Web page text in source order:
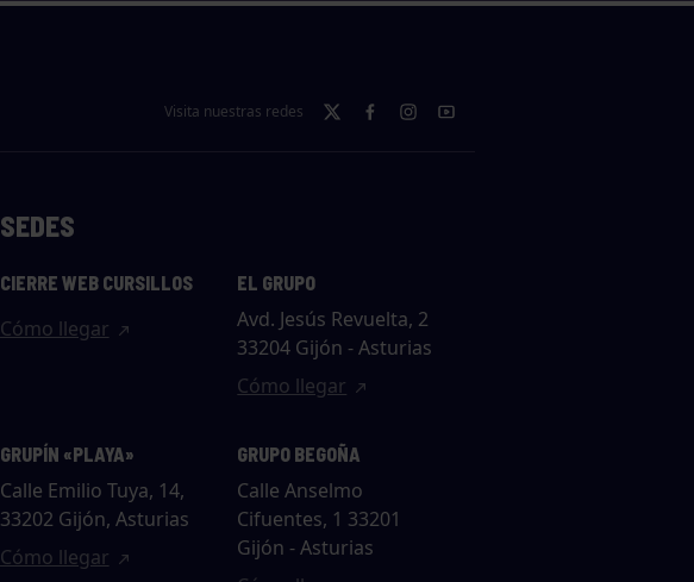
Visita nuestras redes
SEDES
CIERRE WEB CURSILLOS
Cómo llegar
EL GRUPO
Avd. Jesús Revuelta, 2
33204 Gijón - Asturias
Cómo llegar
GRUPÍN «PLAYA»
Calle Emilio Tuya, 14,
33202 Gijón, Asturias
Cómo llegar
GRUPO BEGOÑA
Calle Anselmo
Cifuentes, 1 33201
Gijón - Asturias